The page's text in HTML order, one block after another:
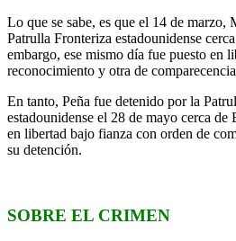
Lo que se sabe, es que el 14 de marzo,
Patrulla Fronteriza estadounidense
embargo, ese mismo día fue puesto en
reconocimiento y otra de
En tanto, Peña fue detenido por la
estadounidense el 28 de mayo cerca de
en libertad bajo fianza con orden de
su detención.
SOBRE EL CRIMEN